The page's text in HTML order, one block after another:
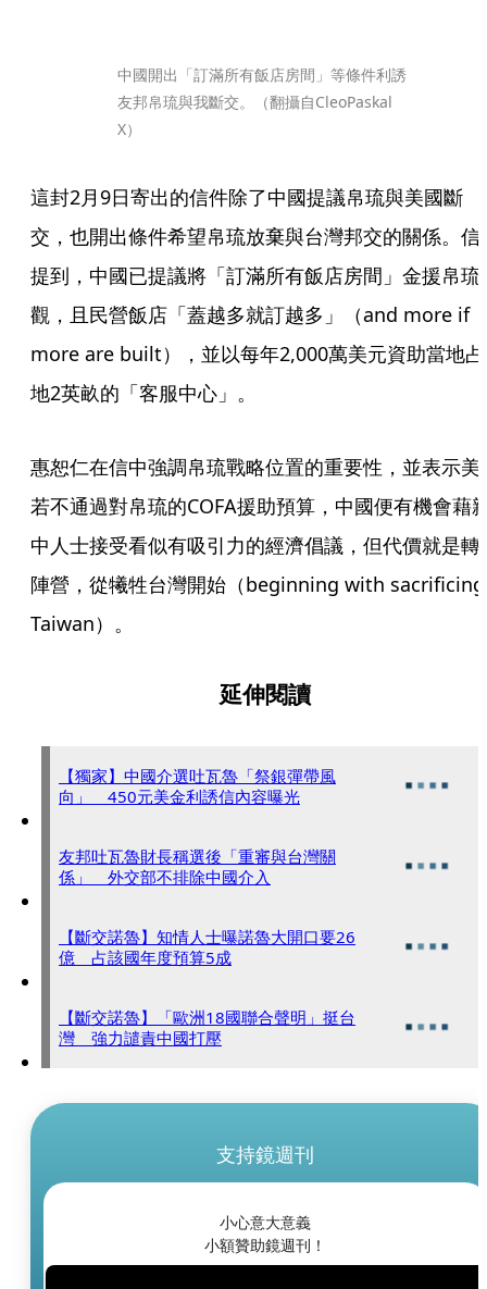
中國開出「訂滿所有飯店房間」等條件利誘
友邦帛琉與我斷交。（翻攝自CleoPaskal
X）
這封2月9日寄出的信件除了中國提議帛琉與美國斷
交，也開出條件希望帛琉放棄與台灣邦交的關係。信
提到，中國已提議將「訂滿所有飯店房間」金援帛琉
觀，且民營飯店「蓋越多就訂越多」（and more if
more are built），並以每年2,000萬美元資助當地占
地2英畝的「客服中心」。
惠恕仁在信中強調帛琉戰略位置的重要性，並表示美
若不通過對帛琉的COFA援助預算，中國便有機會藉
中人士接受看似有吸引力的經濟倡議，但代價就是轉
陣營，從犧牲台灣開始（beginning with sacrificing
Taiwan）。
延伸閱讀
【獨家】中國介選吐瓦魯「祭銀彈帶風
向」 450元美金利誘信內容曝光
友邦吐瓦魯財長稱選後「重審與台灣關
係」 外交部不排除中國介入
【斷交諾魯】知情人士曝諾魯大開口要26
億 占該國年度預算5成
【斷交諾魯】「歐洲18國聯合聲明」挺台
灣 強力譴責中國打壓
支持鏡週刊
小心意大意義
小額贊助鏡週刊！